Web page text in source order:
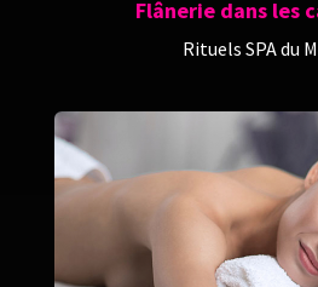
Flânerie dans les
Rituels SPA du